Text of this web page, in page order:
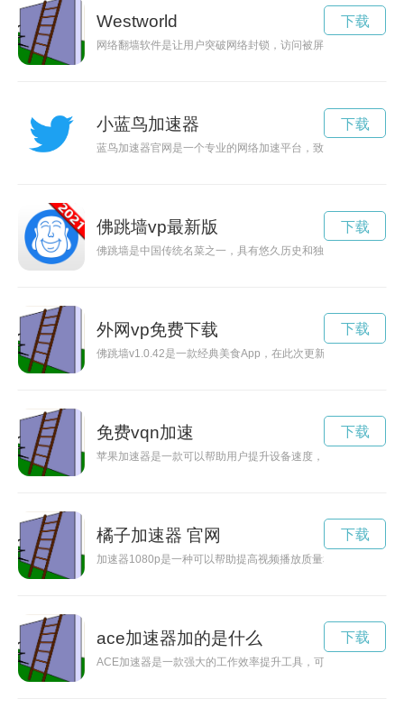
Westworld
网络翻墙软件是让用户突破网络封锁，访问被屏蔽的网站的利
下载
小蓝鸟加速器
蓝鸟加速器官网是一个专业的网络加速平台，致力于为用户提
下载
佛跳墙vp最新版
佛跳墙是中国传统名菜之一，具有悠久历史和独特的烹饪工艺
下载
外网vp免费下载
佛跳墙v1.0.42是一款经典美食App，在此次更新中带来了更多
下载
免费vqn加速
苹果加速器是一款可以帮助用户提升设备速度，使操作更加流
下载
橘子加速器 官网
加速器1080p是一种可以帮助提高视频播放质量和流畅度的工
下载
ace加速器加的是什么
ACE加速器是一款强大的工作效率提升工具，可以帮助用户更
下载